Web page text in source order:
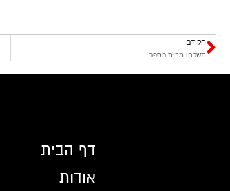
הקודם
תשכחו מבית הספר
דף הבית
אודות